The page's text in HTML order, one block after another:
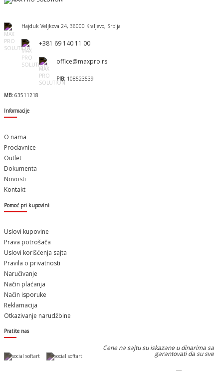
Hajduk Veljkova 24, 36000 Kraljevo, Srbija
+381 69 140 11 00
office@maxpro.rs
PIB: 108523539
MB: 63511218
Informacije
O nama
Prodavnice
Outlet
Dokumenta
Novosti
Kontakt
Pomoć pri kupovini
Uslovi kupovine
Prava potrošača
Uslovi korišćenja sajta
Pravila o privatnosti
Naručivanje
Način plaćanja
Način isporuke
Reklamacija
Otkazivanje narudžbine
Pratite nas
Cene na sajtu su iskazane u dinarima
garantovati da su